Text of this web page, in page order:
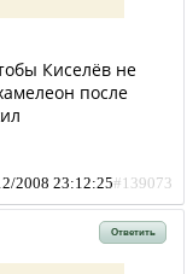
Киселёв не
после
2008 23:12:25#139073
Ответить